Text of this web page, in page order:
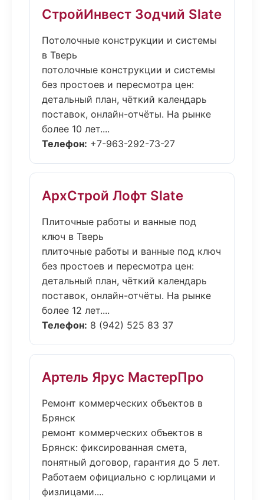
СтройИнвест Зодчий Slate
Потолочные конструкции и системы
в Тверь
потолочные конструкции и системы
без простоев и пересмотра цен:
детальный план, чёткий календарь
поставок, онлайн-отчёты. На рынке
более 10 лет....
Телефон: +7-963-292-73-27
АрхСтрой Лофт Slate
Плиточные работы и ванные под
ключ в Тверь
плиточные работы и ванные под ключ
без простоев и пересмотра цен:
детальный план, чёткий календарь
поставок, онлайн-отчёты. На рынке
более 12 лет....
Телефон: 8 (942) 525 83 37
Артель Ярус МастерПро
Ремонт коммерческих объектов в
Брянск
ремонт коммерческих объектов в
Брянск: фиксированная смета,
понятный договор, гарантия до 5 лет.
Работаем официально с юрлицами и
физлицами....